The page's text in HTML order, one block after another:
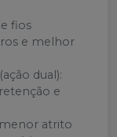
fios
e melhor
dual):
e
atrito